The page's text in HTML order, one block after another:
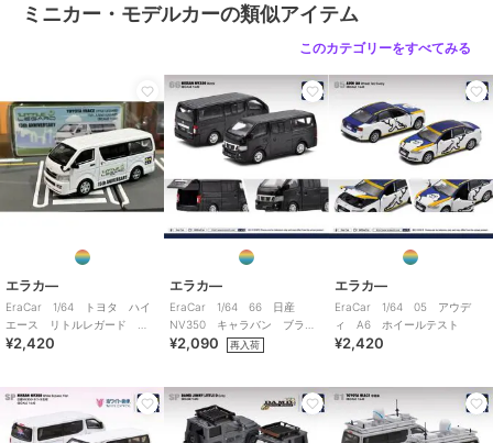
ミニカー・モデルカーの類似アイテム
このカテゴリーをすべてみる
エラカ―
EraCar 1/64 トヨタ ハイ
エース リトルレガード
15th ANNIVERSARY
¥2,420
エラカ―
EraCar 1/64 66 日産
NV350 キャラバン ブラッ
ク
¥2,090 再入荷
エラカ―
EraCar 1/64 05 アウデ
ィ A6 ホイールテスト
¥2,420